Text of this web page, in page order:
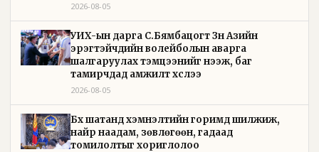
2026-08-05
УИХ-ын дарга С.Бямбацогт Зүүн Азийн
эрэгтэйчүүдийн волейболын аварга
шалгаруулах тэмцээнийг нээж, баг
тамирчдад амжилт хүслээ
2026-08-05
Бүх шатанд хэмнэлтийн горимд шилжиж,
найр наадам, зөвлөгөөн, гадаад
томилолтыг хориглолоо